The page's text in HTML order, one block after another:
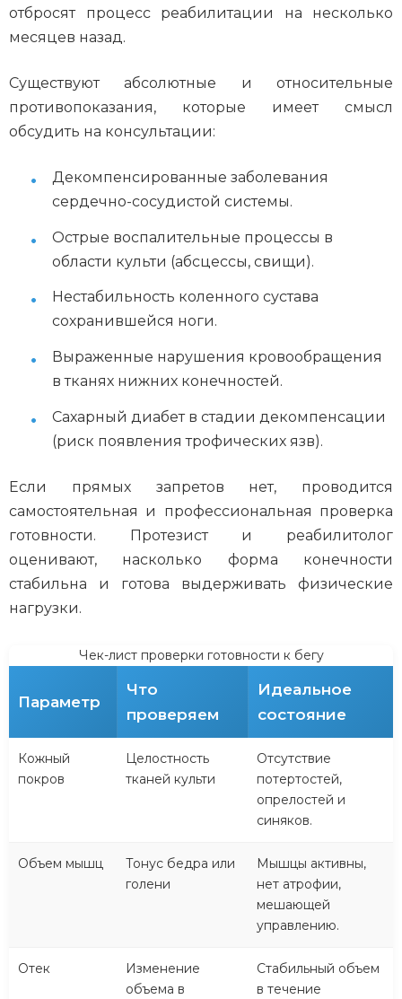
отбросят процесс реабилитации на несколько
месяцев назад.
Существуют абсолютные и относительные
противопоказания, которые имеет смысл
обсудить на консультации:
Декомпенсированные заболевания
сердечно-сосудистой системы.
Острые воспалительные процессы в
области культи (абсцессы, свищи).
Нестабильность коленного сустава
сохранившейся ноги.
Выраженные нарушения кровообращения
в тканях нижних конечностей.
Сахарный диабет в стадии декомпенсации
(риск появления трофических язв).
Если прямых запретов нет, проводится
самостоятельная и профессиональная проверка
готовности. Протезист и реабилитолог
оценивают, насколько форма конечности
стабильна и готова выдерживать физические
нагрузки.
Чек-лист проверки готовности к бегу
Параметр
Что
проверяем
Идеальное
состояние
Кожный
покров
Целостность
тканей культи
Отсутствие
потертостей,
опрелостей и
синяков.
Объем мышц
Тонус бедра или
голени
Мышцы активны,
нет атрофии,
мешающей
управлению.
Отек
Изменение
объема в
Стабильный объем
в течение